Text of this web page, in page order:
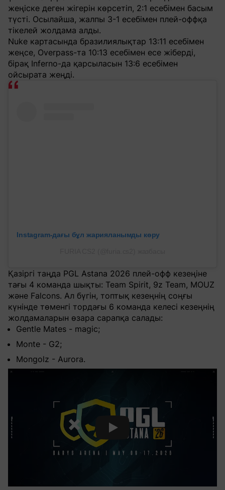
жеңіске деген жігерін көрсетіп, 2:1 есебімен басым
түсті. Осылайша, жалпы 3-1 есебімен плей-оффқа
тікелей жолдама алды.
Nuke картасында бразилиялықтар 13:11 есебімен
жеңсе, Overpass-та 10:13 есебімен есе жіберді,
бірақ Inferno-да қарсыласын 13:6 есебімен
ойсырата жеңді.
Instagram-дағы бұл жарияланымды көру
Қазіргі таңда PGL Astana 2026 плей-офф кезеңіне
тағы 4 команда шықты: Team Spirit, 9z Team, MOUZ
және Falcons. Ал бүгін, топтық кезеңнің соңғы
күнінде төменгі тордағы 6 команда келесі кезеңнің
жолдамаларын өзара сарапқа салады:
Gentle Mates - magic;
Monte - G2;
Mongolz - Aurora.
Смотреть видео YouTube